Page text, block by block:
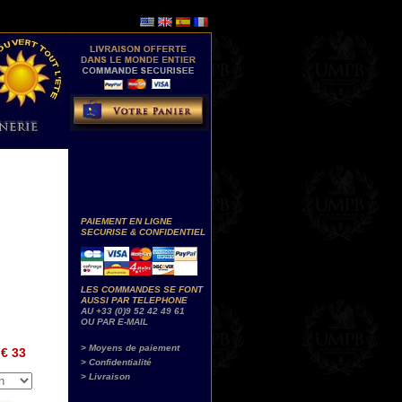
€ 33
PAIEMENT EN LIGNE
SECURISE & CONFIDENTIEL
LES COMMANDES SE FONT
AUSSI PAR TELEPHONE
AU +33 (0)9 52 42 49 61
OU PAR E-MAIL
> Moyens de paiement
> Confidentialité
> Livraison